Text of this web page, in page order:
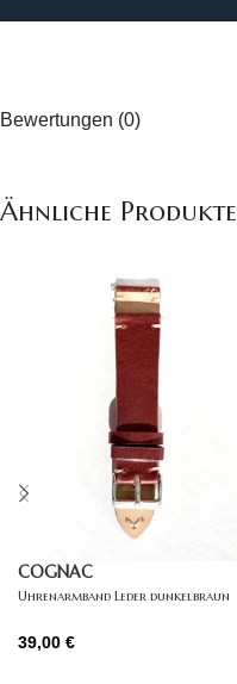
Bewertungen (0)
Ähnliche Produkte
COGNAC
Uhrenarmband Leder dunkelbraun
39,00 €